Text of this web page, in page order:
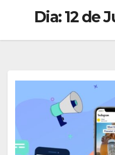
Dia:12 de